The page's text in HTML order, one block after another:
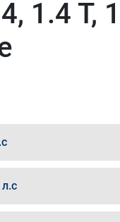
1.4 T,